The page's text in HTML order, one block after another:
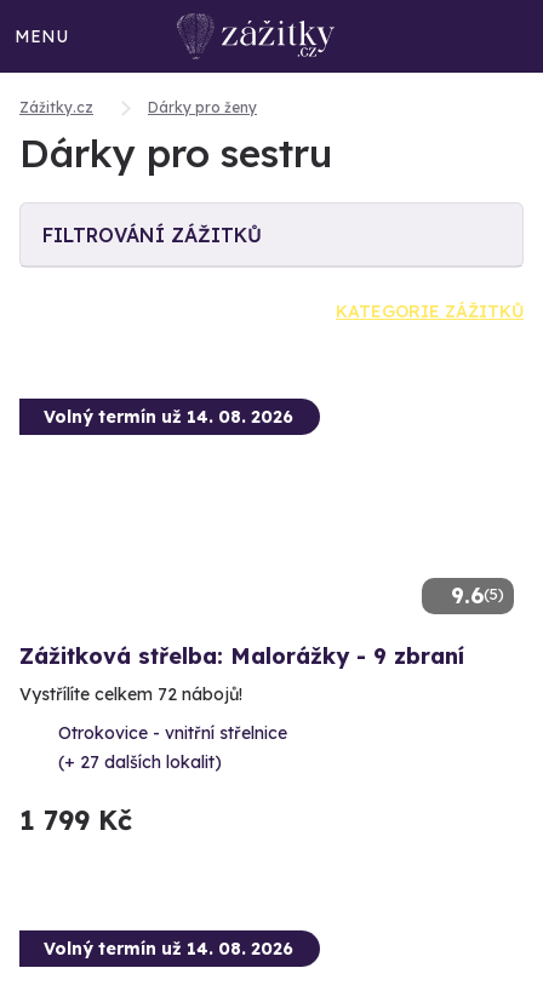
MENU
Zážitky.cz Dárky pro ženy
Dárky pro sestru
FILTROVÁNÍ ZÁŽITKŮ
KATEGORIE ZÁŽITKŮ
9.6(5)
Volný termín už 14. 08. 2026
Zážitková střelba: Malorážky - 9 zbraní
Vystřílíte celkem 72 nábojů!
Otrokovice - vnitřní střelnice
(+ 27 dalších lokalit)
1 799 Kč
Volný termín už 14. 08. 2026